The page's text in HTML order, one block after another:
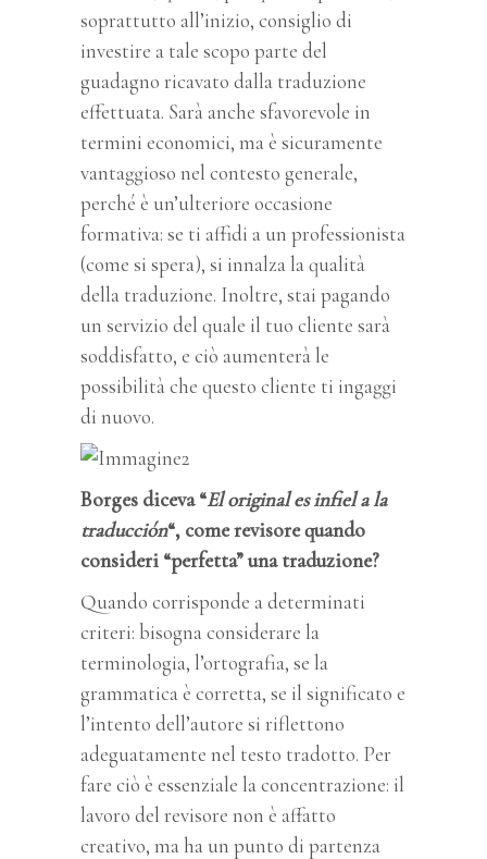
soprattutto all’inizio, consiglio di
investire a tale scopo parte del
guadagno ricavato dalla traduzione
effettuata. Sarà anche sfavorevole in
termini economici, ma è sicuramente
vantaggioso nel contesto generale,
perché è un’ulteriore occasione
formativa: se ti affidi a un professionista
(come si spera), si innalza la qualità
della traduzione. Inoltre, stai pagando
un servizio del quale il tuo cliente sarà
soddisfatto, e ciò aumenterà le
possibilità che questo cliente ti ingaggi
di nuovo.
Borges diceva “El original es infiel a la
traducción“, come revisore quando
consideri “perfetta” una traduzione?
Quando corrisponde a determinati
criteri: bisogna considerare la
terminologia, l’ortografia, se la
grammatica è corretta, se il significato e
l’intento dell’autore si riflettono
adeguatamente nel testo tradotto. Per
fare ciò è essenziale la concentrazione: il
lavoro del revisore non è affatto
creativo, ma ha un punto di partenza